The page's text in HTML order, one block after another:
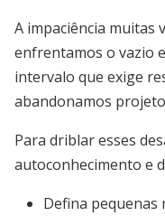
A impaciência muitas
enfrentamos o vazio
intervalo que exige
abandonamos
Para driblar esses
autoconhecimento e
Defina pequenas